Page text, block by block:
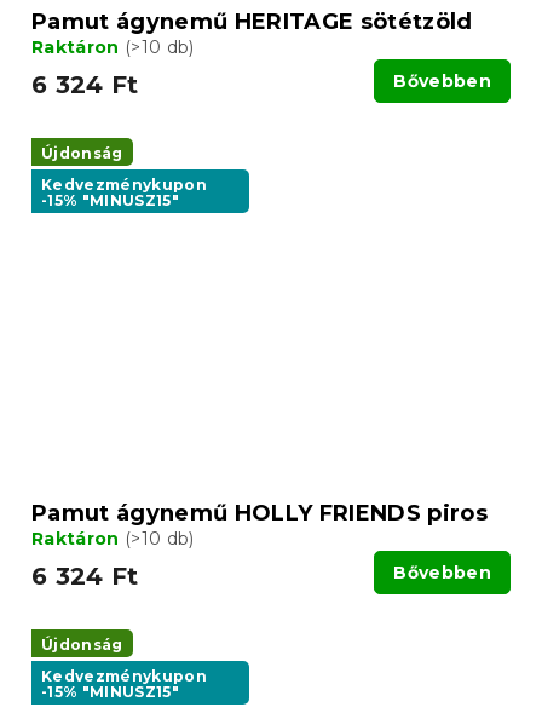
Pamut ágynemű HERITAGE sötétzöld
Raktáron (>10 db)
6 324 Ft Bővebben
Újdonság
Kedvezménykupon
-15% "MINUSZ15"
Pamut ágynemű HOLLY FRIENDS piros
Raktáron (>10 db)
6 324 Ft Bővebben
Újdonság
Kedvezménykupon
-15% "MINUSZ15"